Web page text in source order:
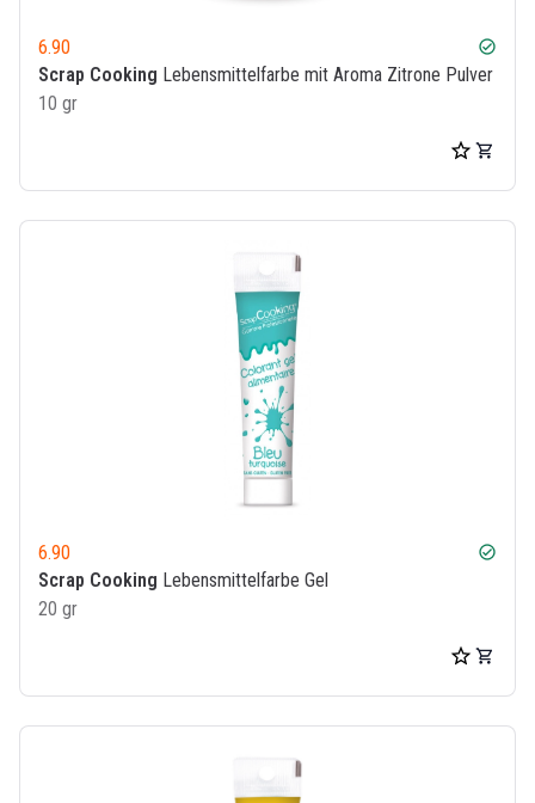
6.90 check_circle
Scrap Cooking Lebensmittelfarbe mit Aroma Zitrone Pulver
10 gr
6.90 check_circle
Scrap Cooking Lebensmittelfarbe Gel
20 gr